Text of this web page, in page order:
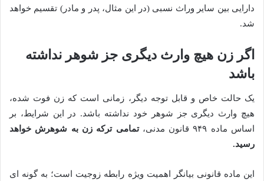
دارایی بین سایر وراث نسبی (در این مثال، پدر و مادر) تقسیم خواهد
شد.
اگر زن هیچ وارث دیگری جز شوهر نداشته
باشد
یک حالت خاص و قابل توجه دیگر، زمانی است که زن فوت شده،
هیچ وارث دیگری جز شوهر خود نداشته باشد. در این شرایط، بر
اساس ماده ۹۴۹ قانون مدنی،
تمامی ترکه زن به شوهرش خواهد
رسید.
این ماده قانونی بیانگر اهمیت ویژه رابطه زوجیت است؛ به گونه ای